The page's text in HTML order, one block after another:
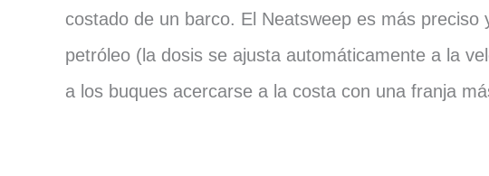
costado de un barco. El Neatsweep es más
petróleo (la dosis se ajusta automáticamente a la
a los buques acercarse a la costa con una franja